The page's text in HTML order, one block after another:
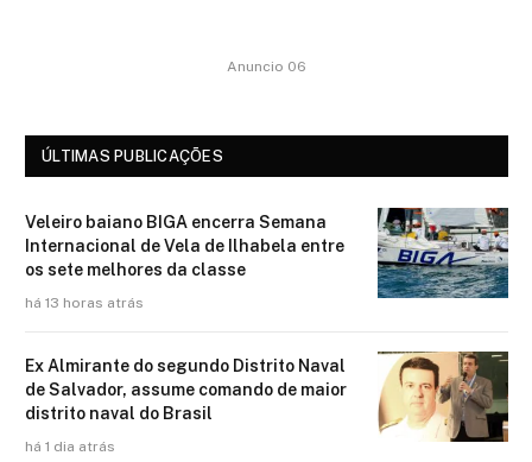
Anuncio 06
ÚLTIMAS PUBLICAÇÕES
Veleiro baiano BIGA encerra Semana
Internacional de Vela de Ilhabela entre
os sete melhores da classe
há 13 horas atrás
Ex Almirante do segundo Distrito Naval
de Salvador, assume comando de maior
distrito naval do Brasil
há 1 dia atrás